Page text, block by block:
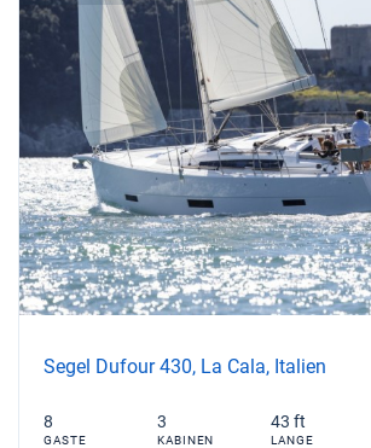
Segel Dufour 430, La Cala, Italien
8
GASTE
3
KABINEN
43 ft
LANGE